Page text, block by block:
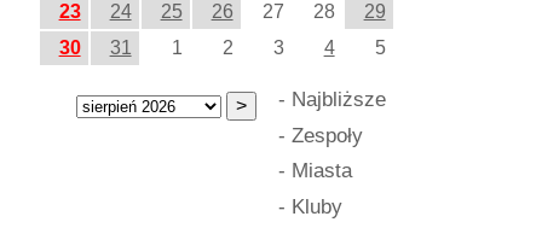
23
24 25 26 27 28
29
30
31 1 2 3 4 5
- Najbliższe
- Zespoły
- Miasta
- Kluby